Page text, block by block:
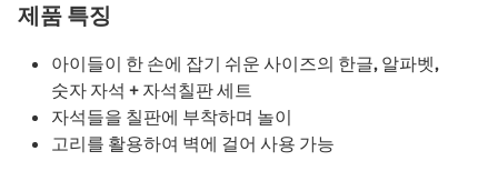
제품 특징
아이들이 한 손에 잡기 쉬운 사이즈의 한글, 알파벳,
숫자 자석 + 자석칠판 세트
자석들을 칠판에 부착하며 놀이
고리를 활용하여 벽에 걸어 사용 가능